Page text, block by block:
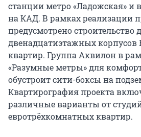
станции метро «Ладожская» и
на КАД. В рамках реализации
предусмотрено строительство
двенадцатиэтажных корпусов
квартир. Группа Аквилон в
«Разумные метры» для
обустроит сити-боксы на
Квартирография проекта
различные варианты от
евротрёхкомнатных квартир.